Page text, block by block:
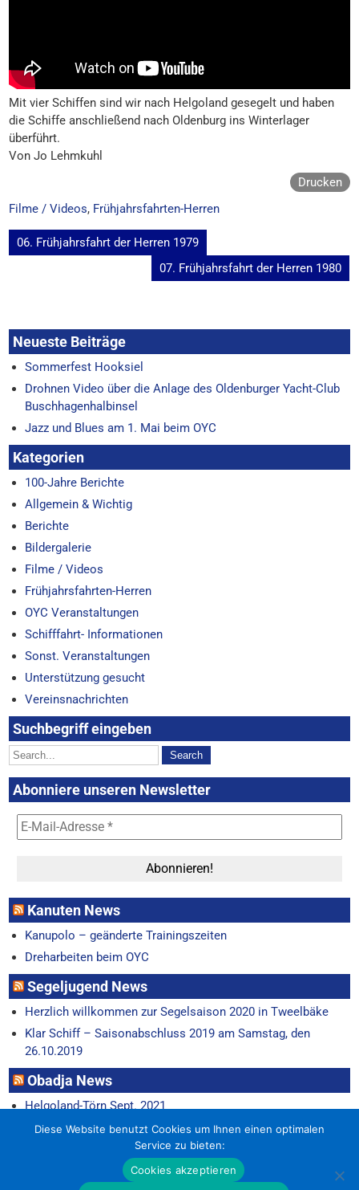
Mit vier Schiffen sind wir nach Helgoland gesegelt und haben
die Schiffe anschließend nach Oldenburg ins Winterlager
überführt.
Von Jo Lehmkuhl
Drucken
Filme / Videos, Frühjahrsfahrten-Herren
Beitragsnavigation
06. Frühjahrsfahrt der Herren 1979
07. Frühjahrsfahrt der Herren 1980
Neueste Beiträge
Sommerfest Hooksiel
Drohnen Video über die Anlage des Oldenburger Yacht-Club
Buschhagenhalbinsel
Jazz und Blues am 1. Mai beim OYC
Kategorien
100-Jahre Berichte
Allgemein & Wichtig
Berichte
Bildergalerie
Filme / Videos
Frühjahrsfahrten-Herren
OYC Veranstaltungen
Schifffahrt- Informationen
Sonst. Veranstaltungen
Unterstützung gesucht
Vereinsnachrichten
Suchbegriff eingeben
Abonniere unseren Newsletter
Kanuten News
Kanupolo – geänderte Trainingszeiten
Dreharbeiten beim OYC
Segeljugend News
Herzlich willkommen zur Segelsaison 2020 in Tweelbäke
Klar Schiff – Saisonabschluss 2019 am Samstag, den
26.10.2019
Obadja News
Helgoland-Törn Sept. 2021
Horum-Regatta 22.6.
Diese Website benutzt Cookies um Ihnen einen optimalen
Service zu bieten:
Cookies akzeptieren